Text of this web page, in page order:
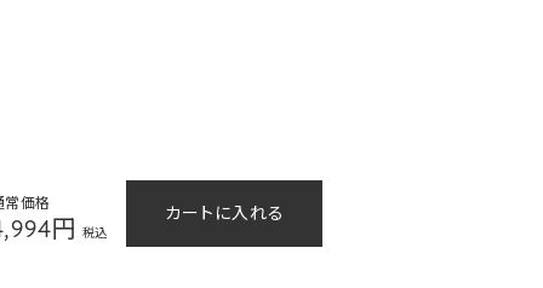
常価格
円 税込
カートに入れる